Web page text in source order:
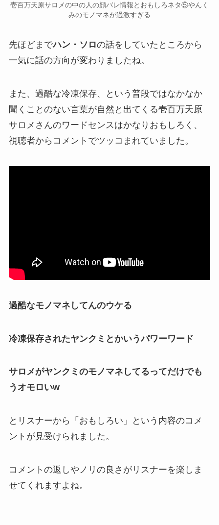
壱百万天原サロメの中の人の顔バレ情報とおもしろネタ⑤やんく
みのモノマネが過激すぎる
先ほどまでハン・ソロの話をしていたところから
一気に話の方向が変わりましたね。
また、 過酷な冷凍保存、という普段ではなかなか
聞くことのない言葉が自然と出てくる壱百万天原
サロメさんのワードセンスはかなりおもしろく、
視聴者からコメントでツッコまれていました。
過酷なモノマネしてんのウケる
冷凍保存されたヤンクミとかいうパワーワード
サロメがヤンクミのモノマネしてるってだけでも
うオモロいw
とリスナーから「 おもしろい 」という内容のコメ
ントが見受けられました。
コメントの返しやノリの良さがリスナーを楽しま
せてくれますよね。